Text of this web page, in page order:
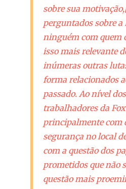
sobre sua motivação,
perguntados sobre
ninguém com quem
isso mais relevante
inúmeras outras
forma relacionados
passado. Ao nível
trabalhadores da
principalmente com
segurança no local
com a questão dos
prometidos que não
questão mais